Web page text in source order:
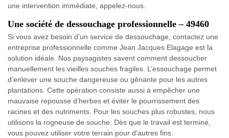
une intervention immédiate, appelez-nous.
Une société de dessouchage professionnelle – 49460
Si vous avez besoin d’un service de dessouchage, contactez une
entreprise professionnelle comme Jean Jacques Elagage est la
solution idéale. Nos paysagistes savent comment dessoucher
manuellement les vieilles souches fragiles. L’essouchage permet
d’enlever une souche dangereuse ou gênante pour les autres
plantations. Cette opération consiste aussi à empêcher une
mauvaise repousse d’herbes et éviter le pourrissement des
racines et des nutriments. Pour les souches plus robustes, nous
utilisons la rogneuse de souche. Dès que le travail est terminé,
vous pouvez utiliser votre terrain pour d’autres fins.